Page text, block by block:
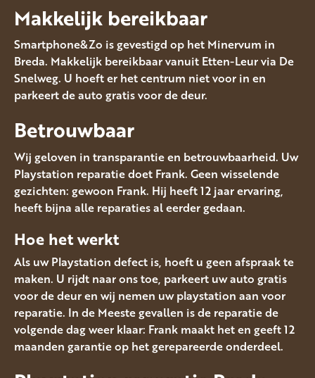
Makkelijk bereikbaar
Smartphone&Zo is gevestigd op het Minervum in
Breda. Makkelijk bereikbaar vanuit Etten-Leur via De
Snelweg. U hoeft er het centrum niet voor in en
parkeert de auto gratis voor de deur.
Betrouwbaar
Wij geloven in transparantie en betrouwbaarheid. Uw
Playstation reparatie doet Frank. Geen wisselende
gezichten: gewoon Frank. Hij heeft 12 jaar ervaring,
heeft bijna alle reparaties al eerder gedaan.
Hoe het werkt
Als uw Playstation defect is, hoeft u geen afspraak te
maken. U rijdt naar ons toe, parkeert uw auto gratis
voor de deur en wij nemen uw playstation aan voor
reparatie. In de Meeste gevallen is de reparatie de
volgende dag weer klaar: Frank maakt het en geeft 12
maanden garantie op het gerepareerde onderdeel.